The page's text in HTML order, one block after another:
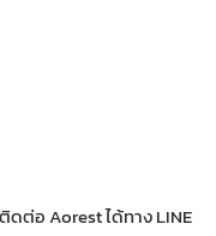
ต่อ Aorest ได้ทาง LINE